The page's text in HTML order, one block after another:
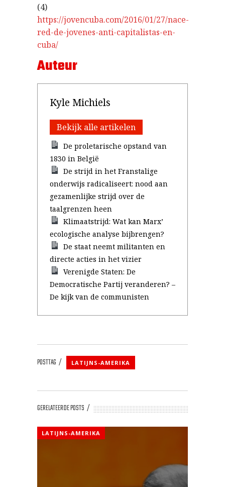
(4)
https://jovencuba.com/2016/01/27/nace-
red-de-jovenes-anti-capitalistas-en-
cuba/
Auteur
Kyle Michiels
Bekijk alle artikelen
De proletarische opstand van
1830 in België
De strijd in het Franstalige
onderwijs radicaliseert: nood aan
gezamenlijke strijd over de
taalgrenzen heen
Klimaatstrijd: Wat kan Marx’
ecologische analyse bijbrengen?
De staat neemt militanten en
directe acties in het vizier
Verenigde Staten: De
Democratische Partij veranderen? –
De kijk van de communisten
POSTTAG LATIJNS-AMERIKA
GERELATEERDE POSTS
LATIJNS-AMERIKA